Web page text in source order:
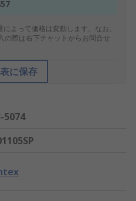
よって価格は変動します。なお、
の際は右下チャットからお問合せ
に保存
5074